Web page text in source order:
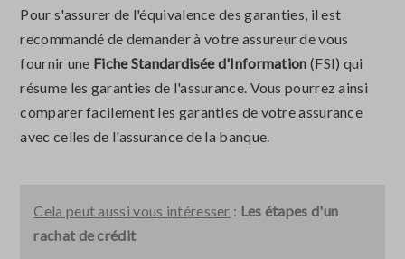
Pour s'assurer de l'équivalence des garanties, il est
recommandé de demander à votre assureur de vous
fournir une Fiche Standardisée d'Information (FSI) qui
résume les garanties de l'assurance. Vous pourrez ainsi
comparer facilement les garanties de votre assurance
avec celles de l'assurance de la banque.
Cela peut aussi vous intéresser : Les étapes d'un
rachat de crédit